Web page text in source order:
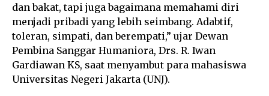
dan bakat, tapi juga bagaimana memahami diri
menjadi pribadi yang lebih seimbang. Adabtif,
toleran, simpati, dan berempati,” ujar Dewan
Pembina Sanggar Humaniora, Drs. R. Iwan
Gardiawan KS, saat menyambut para mahasiswa
Universitas Negeri Jakarta (UNJ).